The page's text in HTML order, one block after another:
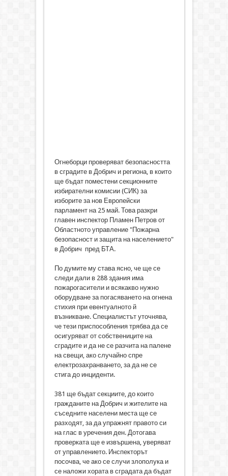
Огнеборци проверяват безопасността
в сградите в Добрич и региона, в които
ще бъдат поместени секционните
избирателни комисии (СИК) за
изборите за нов Европейски
парламент на 25 май. Това разкри
главен инспектор Пламен Петров от
Областното управление "Пожарна
безопасност и защита на населението"
в Добрич пред БТА.
По думите му става ясно, че ще се
следи дали в 288 здания има
пожарогасители и всякакво нужно
оборудване за погасяването на огнена
стихия при евентуалното й
възникване. Специалистът уточнява,
че тези приспособления трябва да се
осигуряват от собствениците на
сградите и да не се разчита на палене
на свещи, ако случайно спре
електрозахранването, за да не се
стига до инциденти.
381 ще бъдат секциите, до които
гражданите на Добрич и жителите на
съседните населени места ще се
разходят, за да упражнят правото си
на глас в уречения ден. Дотогава
проверката ще е извършена, уверяват
от управлението. Инспекторът
посочва, че ако се случи злополука и
се наложи хората в сградата да бъдат